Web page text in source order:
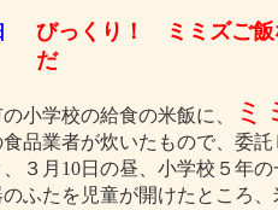
びっくり！ ミミズご飯
だ
小学校の給食の米飯に、 ミ
品業者が炊いたもので、委
３月10日の昼、小学校５年
ふたを児童が開けたところ